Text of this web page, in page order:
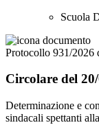
Scuola
Protocollo 931/2026
Circolare del
Determinazione e
sindacali spettanti